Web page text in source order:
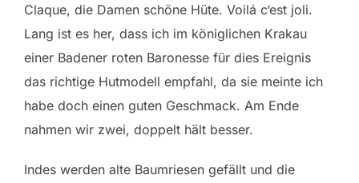
Claque, die Damen schöne Hüte. Voilá c‘est joli.
Lang ist es her, dass ich im königlichen Krakau
einer Badener roten Baronesse für dies Ereignis
das richtige Hutmodell empfahl, da sie meinte ich
habe doch einen guten Geschmack. Am Ende
nahmen wir zwei, doppelt hält besser.
Indes werden alte Baumriesen gefällt und die